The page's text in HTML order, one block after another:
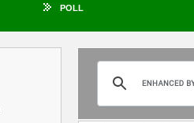
POLL